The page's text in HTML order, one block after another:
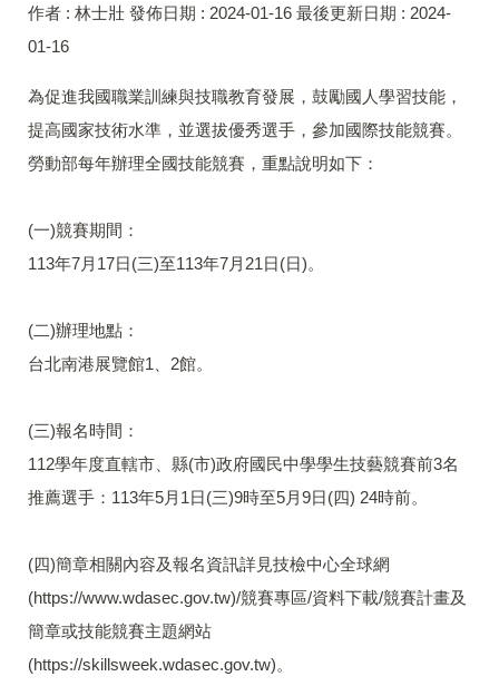
作者 : 林士壯 發佈日期 : 2024-01-16 最後更新日期 : 2024-
01-16
為促進我國職業訓練與技職教育發展，鼓勵國人學習技能，
提高國家技術水準，並選拔優秀選手，參加國際技能競賽。
勞動部每年辦理全國技能競賽，重點說明如下：
(一)競賽期間：
113年7月17日(三)至113年7月21日(日)。
(二)辦理地點：
台北南港展覽館1、2館。
(三)報名時間：
112學年度直轄市、縣(市)政府國民中學學生技藝競賽前3名
推薦選手：113年5月1日(三)9時至5月9日(四) 24時前。
(四)簡章相關內容及報名資訊詳見技檢中心全球網
(https://www.wdasec.gov.tw)/競賽專區/資料下載/競賽計畫及
簡章或技能競賽主題網站
(https://skillsweek.wdasec.gov.tw)。